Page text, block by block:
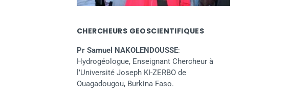
CHERCHEURS GEOSCIENTIFIQUES
Pr Samuel NAKOLENDOUSSE:
Hydrogéologue, Enseignant Chercheur à
l’Université Joseph KI-ZERBO de
Ouagadougou, Burkina Faso.